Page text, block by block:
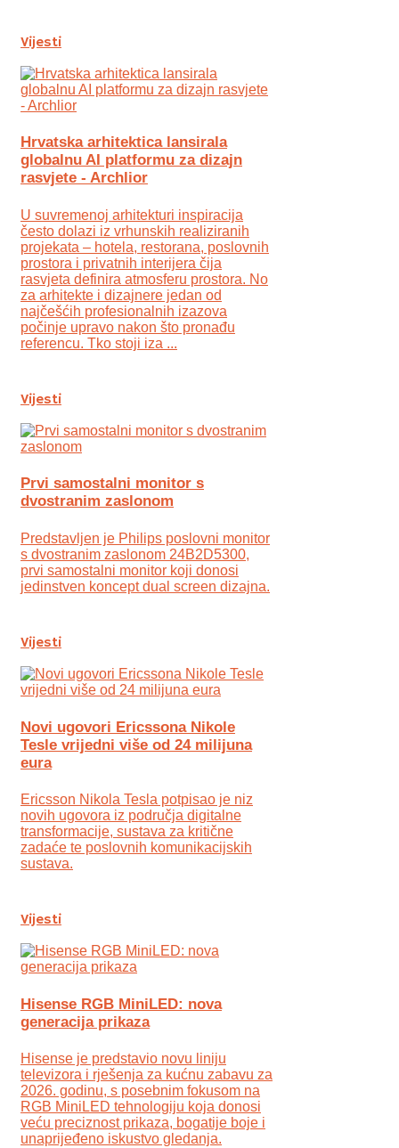
Vijesti
Hrvatska arhitektica lansirala
globalnu AI platformu za dizajn
rasvjete - Archlior
U suvremenoj arhitekturi inspiracija
često dolazi iz vrhunskih realiziranih
projekata – hotela, restorana, poslovnih
prostora i privatnih interijera čija
rasvjeta definira atmosferu prostora. No
za arhitekte i dizajnere jedan od
najčešćih profesionalnih izazova
počinje upravo nakon što pronađu
referencu. Tko stoji iza ...
Vijesti
Prvi samostalni monitor s
dvostranim zaslonom
Predstavljen je Philips poslovni monitor
s dvostranim zaslonom 24B2D5300,
prvi samostalni monitor koji donosi
jedinstven koncept dual screen dizajna.
Vijesti
Novi ugovori Ericssona Nikole
Tesle vrijedni više od 24 milijuna
eura
Ericsson Nikola Tesla potpisao je niz
novih ugovora iz područja digitalne
transformacije, sustava za kritične
zadaće te poslovnih komunikacijskih
sustava.
Vijesti
Hisense RGB MiniLED: nova
generacija prikaza
Hisense je predstavio novu liniju
televizora i rješenja za kućnu zabavu za
2026. godinu, s posebnim fokusom na
RGB MiniLED tehnologiju koja donosi
veću preciznost prikaza, bogatije boje i
unaprijeđeno iskustvo gledanja.